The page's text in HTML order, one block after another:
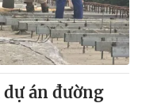
dự án đường